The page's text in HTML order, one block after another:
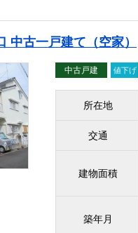
中古一戸建て（空家）
中古戸建 値下げ
所在地
交通
建物面積
築年月